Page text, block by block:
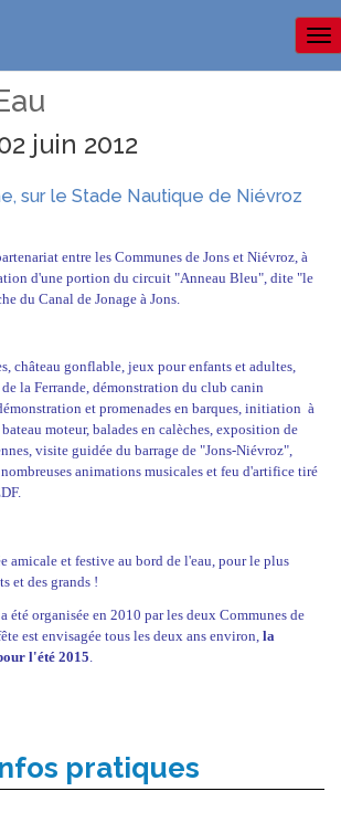
juin 2012
sur le Stade Nautique de Niévroz
entre les Communes de Jons et Niévroz, à
d'une portion du circuit "Anneau Bleu", dite "le
du Canal de Jonage à Jons.
château gonflable, jeux pour enfants et adultes,
la Ferrande, démonstration du club canin
et promenades en barques, initiation à
moteur, balades en calèches, exposition de
visite guidée du barrage de "Jons-Niévroz",
animations musicales et feu d'artifice tiré
amicale et festive au bord de l'eau, pour le plus
et des grands !
été organisée en 2010 par les deux Communes de
est envisagée tous les deux ans environ, la
l'été 2015.
pratiques